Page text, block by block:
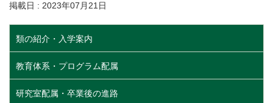
掲載日 : 2023年07月21日
類の紹介・入学案内
教育体系・プログラム配属
研究室配属・卒業後の進路